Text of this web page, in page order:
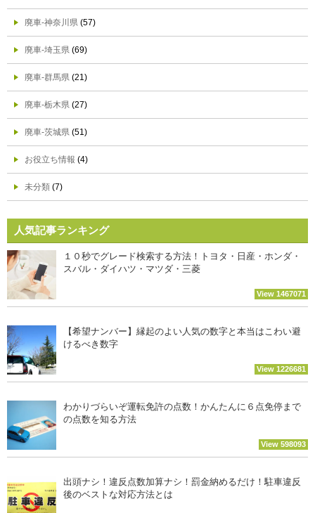
廃車-神奈川県 (57)
廃車-埼玉県 (69)
廃車-群馬県 (21)
廃車-栃木県 (27)
廃車-茨城県 (51)
お役立ち情報 (4)
未分類 (7)
人気記事ランキング
１０秒でグレード検索する方法！トヨタ・日産・ホンダ・
スバル・ダイハツ・マツダ・三菱
View 1467071
【希望ナンバー】縁起のよい人気の数字と本当はこわい避
けるべき数字
View 1226681
わかりづらいぞ運転免許の点数！かんたんに６点免停まで
の点数を知る方法
View 598093
出頭ナシ！違反点数加算ナシ！罰金納めるだけ！駐車違反
後のベストな対応方法とは